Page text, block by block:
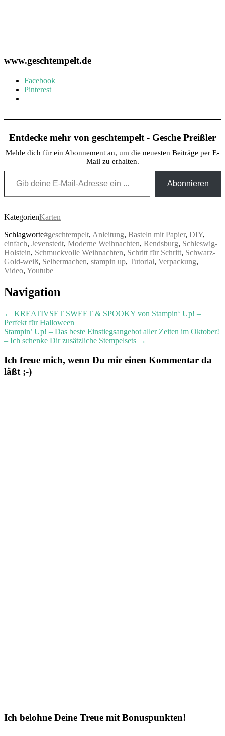
www.geschtempelt.de
Facebook
Pinterest
Entdecke mehr von geschtempelt - Gesche Preißler
Melde dich für ein Abonnement an, um die neuesten Beiträge per E-
Mail zu erhalten.
Gib deine E-Mail-Adresse ein ...
Abonnieren
KategorienKarten
Schlagworte#geschtempelt, Anleitung, Basteln mit Papier, DIY,
einfach, Jevenstedt, Moderne Weihnachten, Rendsburg, Schleswig-
Holstein, Schmuckvolle Weihnachten, Schritt für Schritt, Schwarz-
Gold-weiß, Selbermachen, stampin up, Tutorial, Verpackung,
Video, Youtube
Post
Navigation
← KREATIVSET SWEET & SPOOKY von Stampin‘ Up! –
Perfekt für Halloween
Stampin’ Up! – Das beste Einstiegsangebot aller Zeiten im Oktober!
– Ich schenke Dir zusätzliche Stempelsets →
Ich freue mich, wenn Du mir einen Kommentar da
läßt ;-)
Ich belohne Deine Treue mit Bonuspunkten!